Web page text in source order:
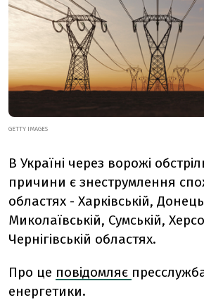
GETTY IMAGES
В Україні через ворожі
причини є знеструмлення
областях - Харківській,
Миколаївській, Сумській,
Чернігівській областях.
Про це повідомляє
енергетики.